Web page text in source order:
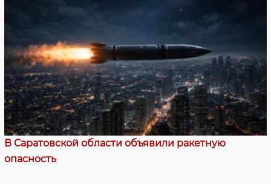
В Саратовской области объявили ракетную
опасность